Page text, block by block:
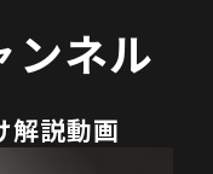
ネル
解説動画